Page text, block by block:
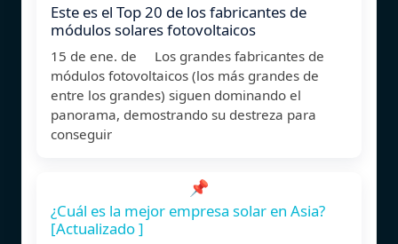
Este es el Top 20 de los fabricantes de
módulos solares fotovoltaicos
15 de ene. de Los grandes fabricantes de
módulos fotovoltaicos (los más grandes de
entre los grandes) siguen dominando el
panorama, demostrando su destreza para
conseguir
📌
¿Cuál es la mejor empresa solar en Asia?
[Actualizado ]